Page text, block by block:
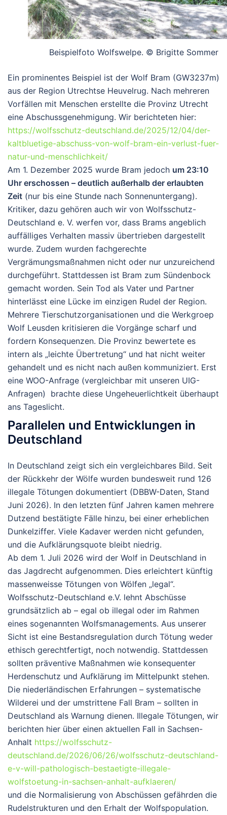
Beispielfoto Wolfswelpe. © Brigitte Sommer
Ein prominentes Beispiel ist der Wolf Bram (GW3237m)
aus der Region Utrechtse Heuvelrug. Nach mehreren
Vorfällen mit Menschen erstellte die Provinz Utrecht
eine Abschussgenehmigung. Wir berichteten hier:
https://wolfsschutz-deutschland.de/2025/12/04/der-
kaltbluetige-abschuss-von-wolf-bram-ein-verlust-fuer-
natur-und-menschlichkeit/
Am 1. Dezember 2025 wurde Bram jedoch um 23:10
Uhr erschossen – deutlich außerhalb der erlaubten
Zeit (nur bis eine Stunde nach Sonnenuntergang).
Kritiker, dazu gehören auch wir von Wolfsschutz-
Deutschland e. V. werfen vor, dass Brams angeblich
auffälliges Verhalten massiv übertrieben dargestellt
wurde. Zudem wurden fachgerechte
Vergrämungsmaßnahmen nicht oder nur unzureichend
durchgeführt. Stattdessen ist Bram zum Sündenbock
gemacht worden. Sein Tod als Vater und Partner
hinterlässt eine Lücke im einzigen Rudel der Region.
Mehrere Tierschutzorganisationen und die Werkgroep
Wolf Leusden kritisieren die Vorgänge scharf und
fordern Konsequenzen. Die Provinz bewertete es
intern als „leichte Übertretung“ und hat nicht weiter
gehandelt und es nicht nach außen kommuniziert. Erst
eine WOO-Anfrage (vergleichbar mit unseren UIG-
Anfragen) brachte diese Ungeheuerlichtkeit überhaupt
ans Tageslicht.
Parallelen und Entwicklungen in
Deutschland
In Deutschland zeigt sich ein vergleichbares Bild. Seit
der Rückkehr der Wölfe wurden bundesweit rund 126
illegale Tötungen dokumentiert (DBBW-Daten, Stand
Juni 2026). In den letzten fünf Jahren kamen mehrere
Dutzend bestätigte Fälle hinzu, bei einer erheblichen
Dunkelziffer. Viele Kadaver werden nicht gefunden,
und die Aufklärungsquote bleibt niedrig.
Ab dem 1. Juli 2026 wird der Wolf in Deutschland in
das Jagdrecht aufgenommen. Dies erleichtert künftig
massenweisse Tötungen von Wölfen „legal“.
Wolfsschutz-Deutschland e.V. lehnt Abschüsse
grundsätzlich ab – egal ob illegal oder im Rahmen
eines sogenannten Wolfsmanagements. Aus unserer
Sicht ist eine Bestandsregulation durch Tötung weder
ethisch gerechtfertigt, noch notwendig. Stattdessen
sollten präventive Maßnahmen wie konsequenter
Herdenschutz und Aufklärung im Mittelpunkt stehen.
Die niederländischen Erfahrungen – systematische
Wilderei und der umstrittene Fall Bram – sollten in
Deutschland als Warnung dienen. Illegale Tötungen, wir
berichten hier über einen aktuellen Fall in Sachsen-
Anhalt https://wolfsschutz-
deutschland.de/2026/06/26/wolfsschutz-deutschland-
e-v-will-pathologisch-bestaetigte-illegale-
wolfstoetung-in-sachsen-anhalt-aufklaeren/
und die Normalisierung von Abschüssen gefährden die
Rudelstrukturen und den Erhalt der Wolfspopulation.